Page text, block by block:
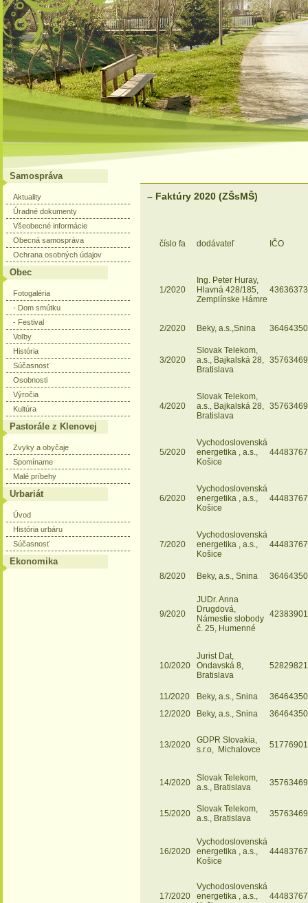
Samospráva
Aktuality
Úradné dokumenty
Všeobecné informácie
Obecná samospráva
Ochrana osobných údajov
Obec
Fotogaléria
- Dom smútku
- Festival
Voľby
História
Súčasnosť
Osobnosti
Výročia
Kultúra
Pastorále z Klenovej
Zvyky a obyčaje
Spomíname
Malé príbehy
Urbariát
Úvod
História urbáru
Súčasnosť
Ekonomika
– Faktúry 2020 (ZŠsMŠ)
číslo fa dodávateľ IČO
1/2020
Ing. Peter Huray,
Hlavná 428/185,
Zemplínske Hámre
43636373
2/2020 Beky, a.s.,Snina 36464350
3/2020
Slovak Telekom,
a.s., Bajkalská 28,
Bratislava
35763469
4/2020
Slovak Telekom,
a.s., Bajkalská 28,
Bratislava
35763469
5/2020
Vychodoslovenská
energetika , a.s.,
Košice
44483767
6/2020
Vychodoslovenská
energetika , a.s.,
Košice
44483767
7/2020
Vychodoslovenská
energetika , a.s.,
Košice
44483767
8/2020 Beky, a.s., Snina 36464350
9/2020
JUDr. Anna
Drugdová,
Námestie slobody
č. 25, Humenné
42383901
10/2020
Jurist Dat,
Ondavská 8,
Bratislava
52829821
11/2020 Beky, a.s., Snina
36464350
12/2020
Beky, a.s., Snina 36464350
13/2020
GDPR Slovakia,
s.r.o, Michalovce
51776901
14/2020
Slovak Telekom,
a.s., Bratislava
35763469
15/2020
Slovak Telekom,
a.s., Bratislava
35763469
16/2020
Vychodoslovenská
energetika , a.s.,
Košice
44483767
17/2020
Vychodoslovenská
energetika , a.s.,
44483767